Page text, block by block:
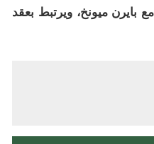
العمر 29 عامًا سجل 72 هدفًا وصنع 71 هدفًا خلال 339 مباراة مع بايرن ميونخ، ويرتبط بعقد